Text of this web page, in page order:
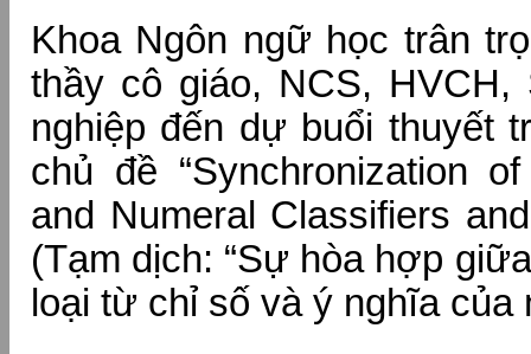
Khoa Ngôn ngữ học trân
thầy cô giáo, NCS,
nghiệp đến dự buổi thuyết
chủ đề “Synchronization
and Numeral Classifiers
(Tạm dịch: “Sự hòa hợp
loại từ chỉ số và ý nghĩa của